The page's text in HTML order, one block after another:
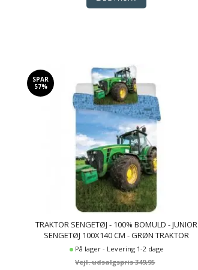
SPAR
57%
TRAKTOR SENGETØJ - 100% BOMULD - JUNIOR
SENGETØJ 100X140 CM - GRØN TRAKTOR
På lager - Levering 1-2 dage
349,95